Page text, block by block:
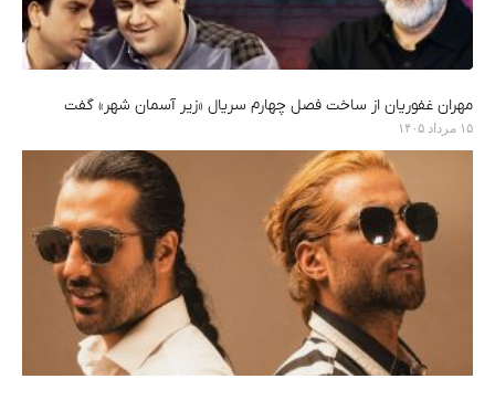
مهران غفوریان از ساخت فصل چهارم سریال «زیر آسمان شهر» گفت
۱۵ مرداد ۱۴۰۵